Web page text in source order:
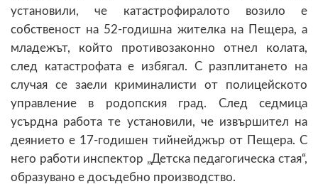
установили, че катастрофиралото возило е
собственост на 52-годишна жителка на Пещера, а
младежът, който противозаконно отнел колата,
след катастрофата е избягал. С разплитането на
случая се заели криминалисти от полицейското
управление в родопския град. След седмица
усърдна работа те установили, че извършител на
деянието е 17-годишен тийнейджър от Пещера. С
него работи инспектор „Детска педагогическа стая“,
образувано е досъдебно производство.